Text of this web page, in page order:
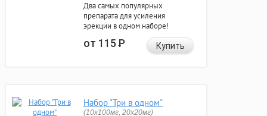
Два самых популярных
препарата для усиления
эрекции в одном наборе!
от 115Р Купить
Набор "Три в одном"
(10x100мг, 20x20мг)